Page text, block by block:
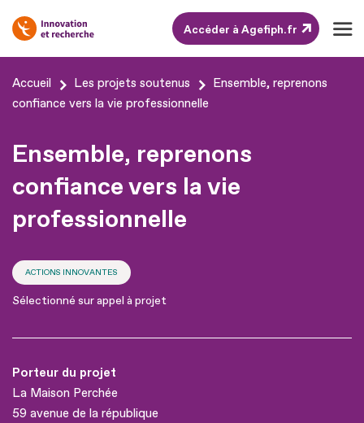
Aller
au
Aller
pied
de
Accéder à Agefiph.fr
Accueil Les projets soutenus
Ensemble, reprenons
confiance vers la vie professionnelle
Ensemble, reprenons
confiance vers la vie
professionnelle
ACTIONS INNOVANTES
Sélectionné sur appel à projet
Porteur du projet
La Maison Perchée
59 avenue de la république